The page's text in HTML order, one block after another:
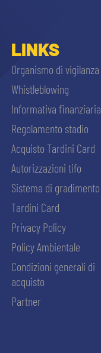
LINKS
Organismo di vigilanza
Whistleblowing
Informativa finanziaria
Regolamento stadio
Acquisto Tardini Card
Autorizzazioni tifo
Sistema di gradimento
Tardini Card
Privacy Policy
Policy Ambientale
Condizioni generali di
acquisto
Partner